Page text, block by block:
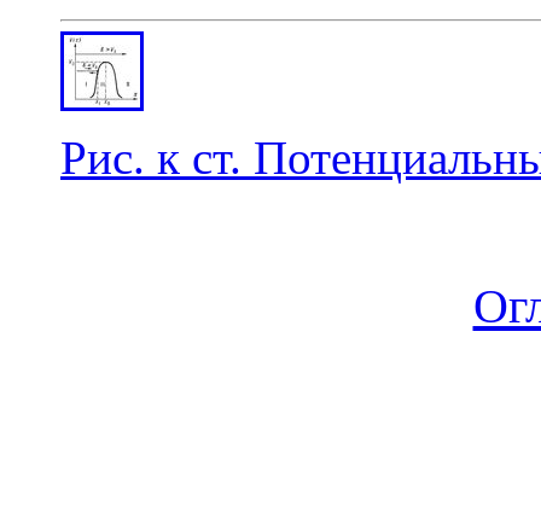
Рис. к ст.